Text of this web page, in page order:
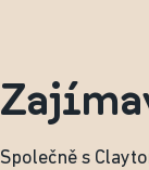
Společně s